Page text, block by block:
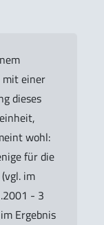
mit einer
dieses
wohl:
für die
im
- 3
Ergebnis